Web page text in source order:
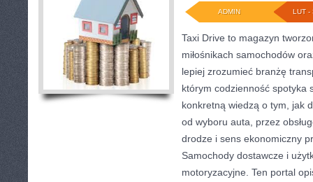
LUT -
ADMIN
Taxi Drive to magazyn
miłośnikach samochodów
lepiej zrozumieć branżę
którym codzienność spotyka
konkretną wiedzą o tym, jak
od wyboru auta, przez
drodze i sens ekonomiczny
Samochody dostawcze i
motoryzacyjne. Ten portal